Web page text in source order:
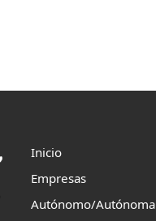
Inicio
Empresas
Autónomo/Autónoma